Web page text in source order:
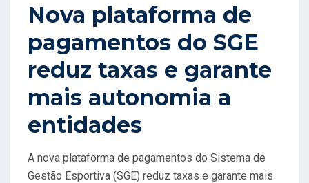
O
N
Nova plataforma de
pagamentos do SGE
reduz taxas e garante
mais autonomia a
entidades
A nova plataforma de pagamentos do Sistema de
Gestão Esportiva (SGE) reduz taxas e garante mais